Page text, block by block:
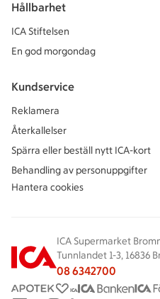
Hållbarhet
ICA Stiftelsen
En god morgondag
Kundservice
Reklamera
Återkallelser
Spärra eller beställ nytt ICA-kort
Behandling av personuppgifter
Hantera cookies
ICA Supermarket
Tunnlandet 1-3, 16836
08 6342700